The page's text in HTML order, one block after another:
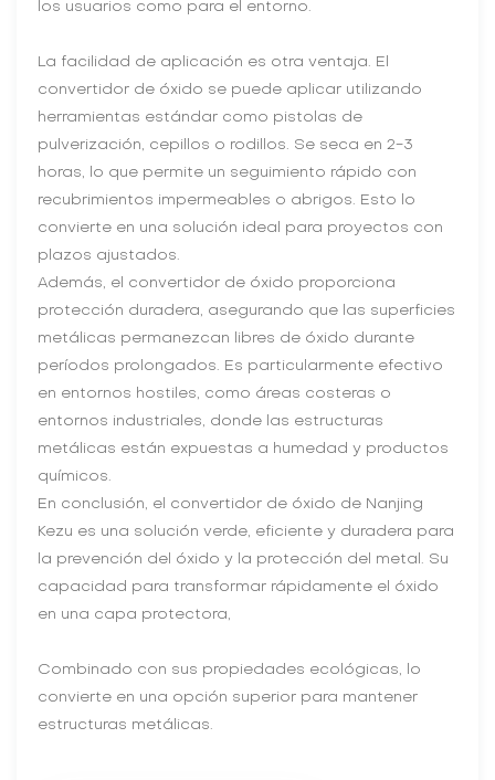
los usuarios como para el entorno.
La facilidad de aplicación es otra ventaja. El
convertidor de óxido se puede aplicar utilizando
herramientas estándar como pistolas de
pulverización, cepillos o rodillos. Se seca en 2-3
horas, lo que permite un seguimiento rápido con
recubrimientos impermeables o abrigos. Esto lo
convierte en una solución ideal para proyectos con
plazos ajustados.
Además, el convertidor de óxido proporciona
protección duradera, asegurando que las superficies
metálicas permanezcan libres de óxido durante
períodos prolongados. Es particularmente efectivo
en entornos hostiles, como áreas costeras o
entornos industriales, donde las estructuras
metálicas están expuestas a humedad y productos
químicos.
En conclusión, el convertidor de óxido de Nanjing
Kezu es una solución verde, eficiente y duradera para
la prevención del óxido y la protección del metal. Su
capacidad para transformar rápidamente el óxido
en una capa protectora,
Combinado con sus propiedades ecológicas, lo
convierte en una opción superior para mantener
estructuras metálicas.